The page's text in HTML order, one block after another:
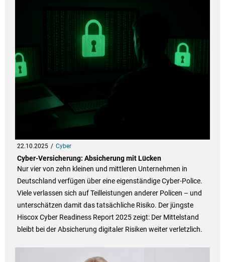
22.10.2025 Cyber
Cyber-Versicherung: Absicherung mit Lücken
Nur vier von zehn kleinen und mittleren Unternehmen in
Deutschland verfügen über eine eigenständige Cyber-Police.
Viele verlassen sich auf Teilleistungen anderer Policen – und
unterschätzen damit das tatsächliche Risiko. Der jüngste
Hiscox Cyber Readiness Report 2025 zeigt: Der Mittelstand
bleibt bei der Absicherung digitaler Risiken weiter verletzlich.